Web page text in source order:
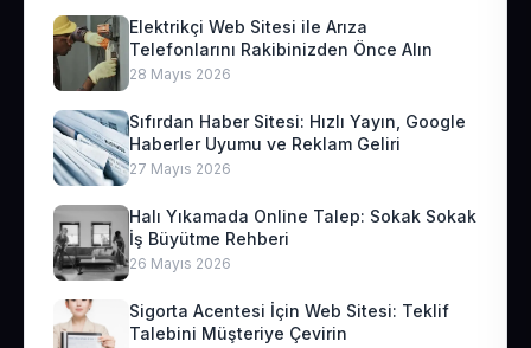
Elektrikçi Web Sitesi ile Arıza
Telefonlarını Rakibinizden Önce Alın
28 Mayıs 2026
Sıfırdan Haber Sitesi: Hızlı Yayın, Google
Haberler Uyumu ve Reklam Geliri
27 Mayıs 2026
Halı Yıkamada Online Talep: Sokak Sokak
İş Büyütme Rehberi
26 Mayıs 2026
Sigorta Acentesi İçin Web Sitesi: Teklif
Talebini Müşteriye Çevirin